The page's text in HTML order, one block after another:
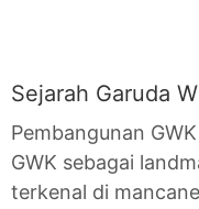
Sejarah Garuda
Pembangunan
GWK sebagai
terkenal di